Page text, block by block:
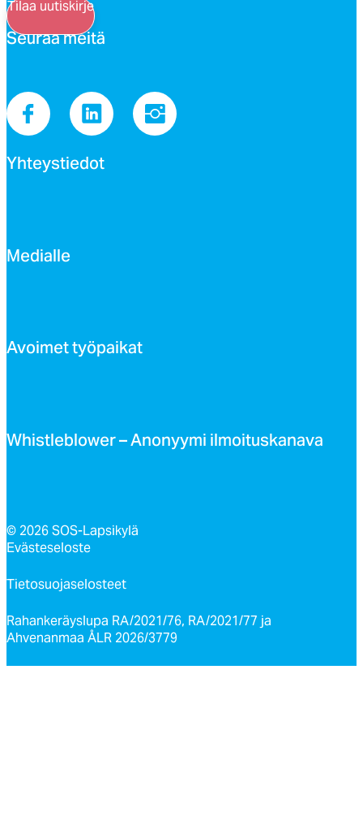
Tilaa uutiskirje
Seu­raa mei­tä
Yh­teys­tie­dot
Me­dial­le
Avoi­met työ­pai­kat
Whist­leb­lo­wer – Ano­nyy­mi il­moi­tus­ka­na­va
© 2026 SOS-Lapsikylä
Evästeseloste
Tietosuojaselosteet
Rahankeräyslupa RA/2021/76, RA/2021/77 ja
Ahvenanmaa ÅLR 2026/3779